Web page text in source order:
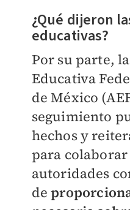
¿Qué dijeron
educativas?
Por su parte,
Educativa
de México
seguimiento
hechos y
para
autoridades
de